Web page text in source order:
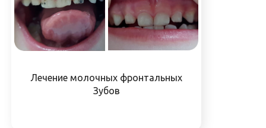
Лечение молочных фронтальных
Зубов